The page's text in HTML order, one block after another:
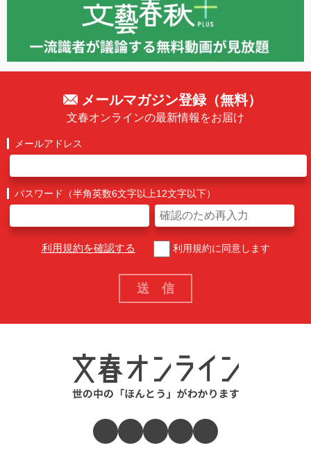
メールマガジン登録（無料）
文春オンラインの最新情報をお届け
メールアドレス
パスワード（半角英数6文字以上12文字以下）
利用規約を確認する 利用規約に同意します